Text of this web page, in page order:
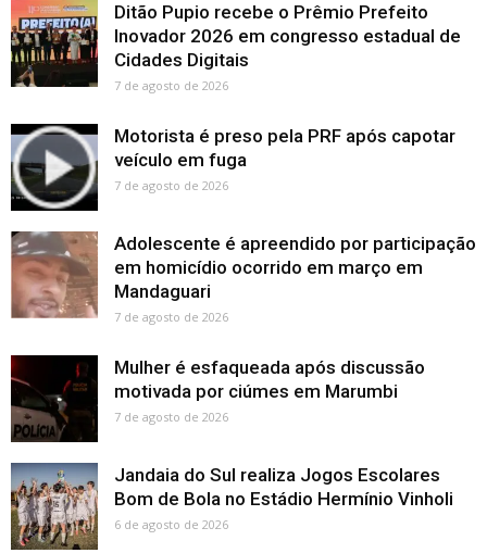
Ditão Pupio recebe o Prêmio Prefeito
Inovador 2026 em congresso estadual de
Cidades Digitais
7 de agosto de 2026
Motorista é preso pela PRF após capotar
veículo em fuga
7 de agosto de 2026
Adolescente é apreendido por participação
em homicídio ocorrido em março em
Mandaguari
7 de agosto de 2026
Mulher é esfaqueada após discussão
motivada por ciúmes em Marumbi
7 de agosto de 2026
Jandaia do Sul realiza Jogos Escolares
Bom de Bola no Estádio Hermínio Vinholi
6 de agosto de 2026